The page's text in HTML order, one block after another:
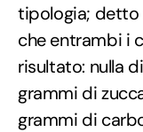
tipologia;
che entrambi i
risultato: nulla
grammi di
grammi di